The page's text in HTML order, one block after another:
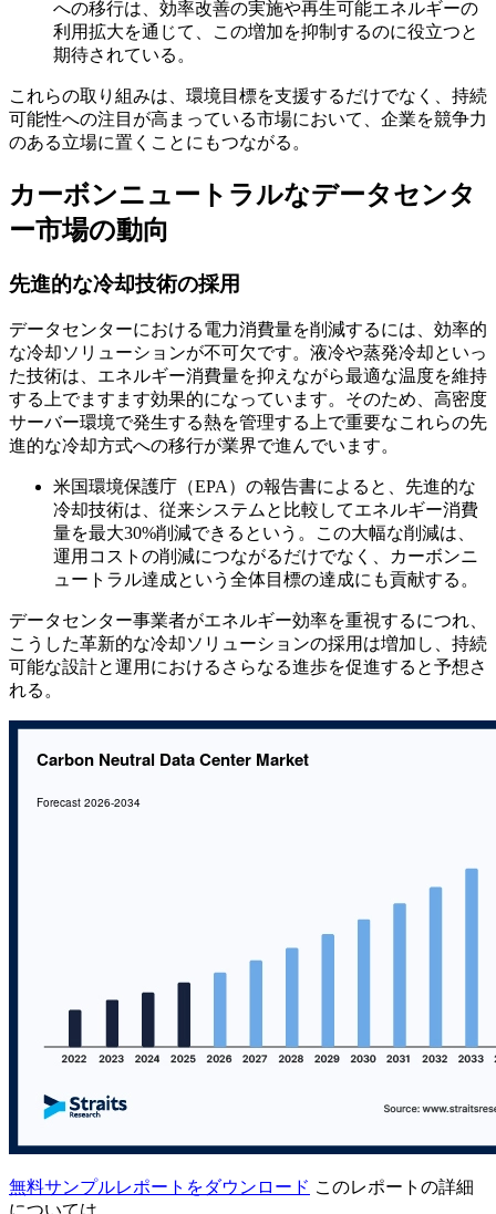
への移行は、効率改善の実施や再生可能エネルギーの
利用拡大を通じて、この増加を抑制するのに役立つと
期待されている。
これらの取り組みは、環境目標を支援するだけでなく、持続
可能性への注目が高まっている市場において、企業を競争力
のある立場に置くことにもつながる。
カーボンニュートラルなデータセンタ
ー市場の動向
先進的な冷却技術の採用
データセンターにおける電力消費量を削減するには、効率的
な冷却ソリューションが不可欠です。液冷や蒸発冷却といっ
た技術は、エネルギー消費量を抑えながら最適な温度を維持
する上でますます効果的になっています。そのため、高密度
サーバー環境で発生する熱を管理する上で重要なこれらの先
進的な冷却方式への移行が業界で進んでいます。
米国環境保護庁（EPA）の報告書によると、先進的な
冷却技術は、従来システムと比較してエネルギー消費
量を最大30%削減できるという。この大幅な削減は、
運用コストの削減につながるだけでなく、カーボンニ
ュートラル達成という全体目標の達成にも貢献する。
データセンター事業者がエネルギー効率を重視するにつれ、
こうした革新的な冷却ソリューションの採用は増加し、持続
可能な設計と運用におけるさらなる進歩を促進すると予想さ
れる。
無料サンプルレポートをダウンロード このレポートの詳細